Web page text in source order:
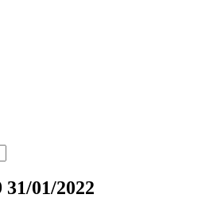
01/2022